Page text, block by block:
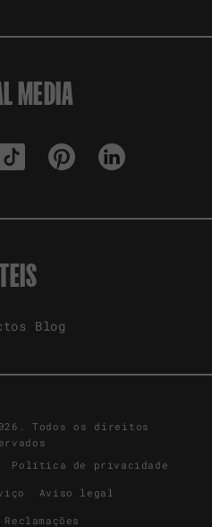
MEDIA
PinterestLinkedIn
Blog
Todos os direitos
Política de privacidade
Aviso legal